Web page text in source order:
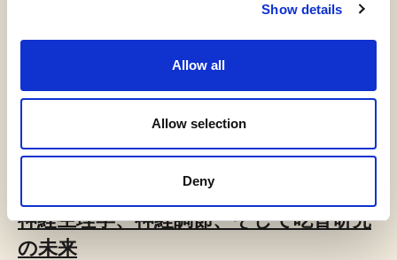
Show details
Allow all
Allow selection
Deny
神経生理学、神経調節、そして吃音研究
の未来